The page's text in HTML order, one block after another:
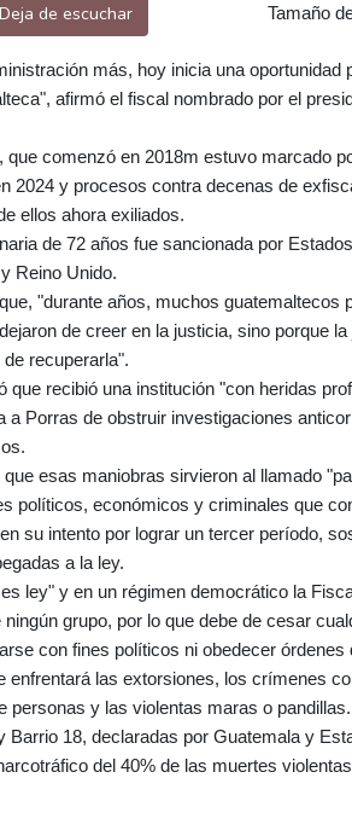
Deja de escuchar Tamaño
más, hoy inicia una oportunidad
afirmó el fiscal nombrado por el
que comenzó en 2018m estuvo marcado
2024 y procesos contra decenas de
ellos ahora exiliados.
de 72 años fue sancionada por
Reino Unido.
"durante años, muchos guatemaltecos
de creer en la justicia, sino porque
recuperarla".
que recibió una institución "con heridas
a Porras de obstruir investigaciones
esas maniobras sirvieron al llamado
políticos, económicos y criminales que
su intento por lograr un tercer período,
a la ley.
ley" y en un régimen democrático la
grupo, por lo que debe de cesar
con fines políticos ni obedecer
enfrentará las extorsiones, los crímenes
personas y las violentas maras o pandillas.
Barrio 18, declaradas por Guatemala y
del 40% de las muertes